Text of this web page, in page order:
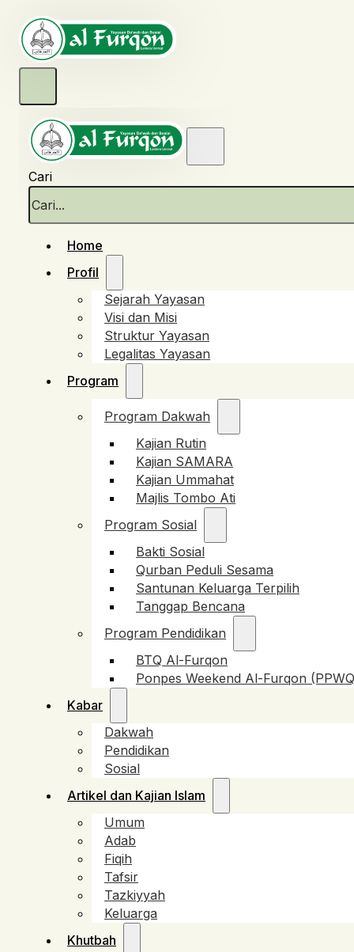
Cari
Home
Profil
Sejarah Yayasan
Visi dan Misi
Struktur Yayasan
Legalitas Yayasan
Program
Program Dakwah
Kajian Rutin
Kajian SAMARA
Kajian Ummahat
Majlis Tombo Ati
Program Sosial
Bakti Sosial
Qurban Peduli Sesama
Santunan Keluarga Terpilih
Tanggap Bencana
Program Pendidikan
BTQ Al-Furqon
Ponpes Weekend Al-Furqon
Kabar
Dakwah
Pendidikan
Sosial
Artikel dan Kajian Islam
Umum
Adab
Fiqih
Tafsir
Tazkiyyah
Keluarga
Khutbah